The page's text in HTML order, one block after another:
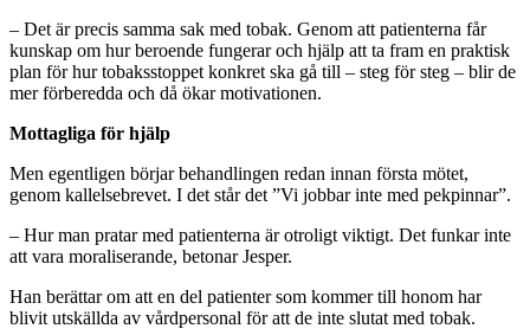
– Det är precis samma sak med tobak. Genom att patienterna får
kunskap om hur beroende fungerar och hjälp att ta fram en praktisk
plan för hur tobaksstoppet konkret ska gå till – steg för steg – blir de
mer förberedda och då ökar motivationen.
Mottagliga för hjälp
Men egentligen börjar behandlingen redan innan första mötet,
genom kallelsebrevet. I det står det ”Vi jobbar inte med pekpinnar”.
– Hur man pratar med patienterna är otroligt viktigt. Det funkar inte
att vara moraliserande, betonar Jesper.
Han berättar om att en del patienter som kommer till honom har
blivit utskällda av vårdpersonal för att de inte slutat med tobak.